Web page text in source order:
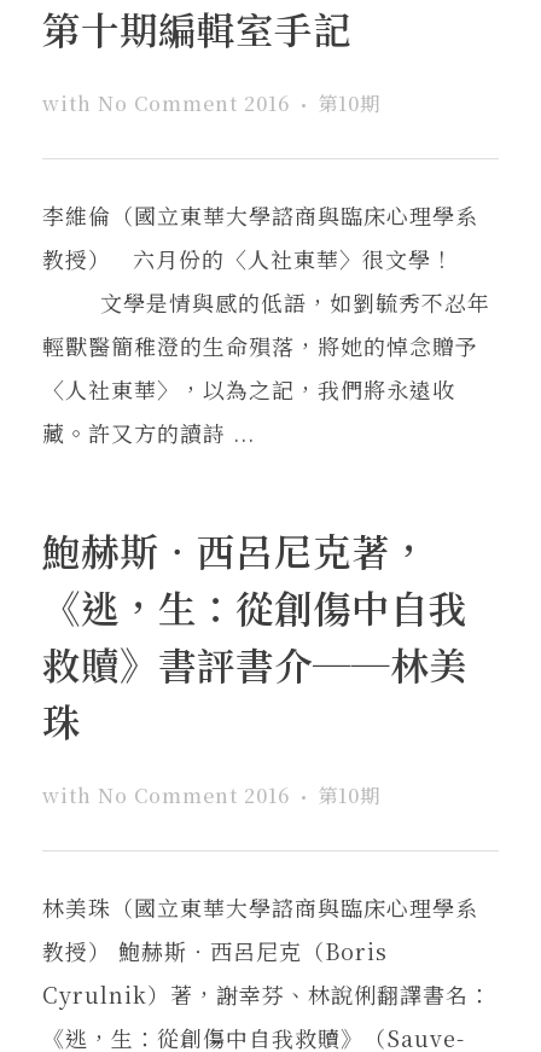
第十期編輯室手記
with No Comment 2016 第10期
李維倫（國立東華大學諮商與臨床心理學系
教授） 六月份的〈人社東華〉很文學！
文學是情與感的低語，如劉毓秀不忍年
輕獸醫簡稚澄的生命殞落，將她的悼念贈予
〈人社東華〉，以為之記，我們將永遠收
藏。許又方的讀詩 ...
鮑赫斯‧西呂尼克著，
《逃，生：從創傷中自我
救贖》書評書介──林美
珠
with No Comment 2016 第10期
林美珠（國立東華大學諮商與臨床心理學系
教授） 鮑赫斯‧西呂尼克（Boris
Cyrulnik）著，謝幸芬、林說俐翻譯書名：
《逃，生：從創傷中自我救贖》（Sauve-